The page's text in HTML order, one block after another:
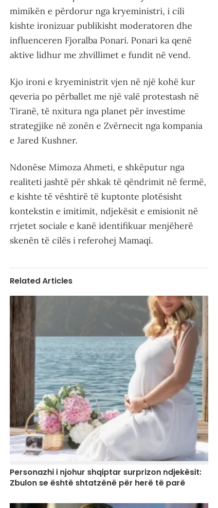
mimikën e përdorur nga kryeministri, i cili
kishte ironizuar publikisht moderatoren dhe
influenceren Fjoralba Ponari. Ponari ka qenë
aktive lidhur me zhvillimet e fundit në vend.
Kjo ironi e kryeministrit vjen në një kohë kur
qeveria po përballet me një valë protestash në
Tiranë, të nxitura nga planet për investime
strategjike në zonën e Zvërnecit nga kompania
e Jared Kushner.
Ndonëse Mimoza Ahmeti, e shkëputur nga
realiteti jashtë për shkak të qëndrimit në fermë,
e kishte të vështirë të kuptonte plotësisht
kontekstin e imitimit, ndjekësit e emisionit në
rrjetet sociale e kanë identifikuar menjëherë
skenën të cilës i referohej Mamaqi.
Related Articles
Personazhi i njohur shqiptar surprizon ndjekësit:
Zbulon se është shtatzënë për herë të parë